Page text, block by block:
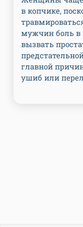
в копчике,
мужчин боль в
вызвать
главной
ушиб или